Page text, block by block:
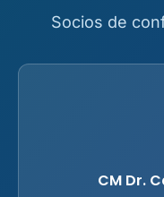
Socios de
CM Dr.